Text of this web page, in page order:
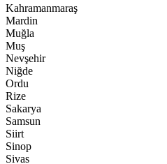
Kahramanmaraş
Mardin
Muğla
Muş
Nevşehir
Niğde
Ordu
Rize
Sakarya
Samsun
Siirt
Sinop
Sivas